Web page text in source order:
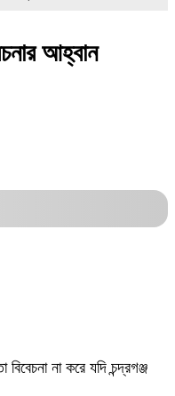
আহ্বান
না করে যদি চন্দ্রগঞ্জ